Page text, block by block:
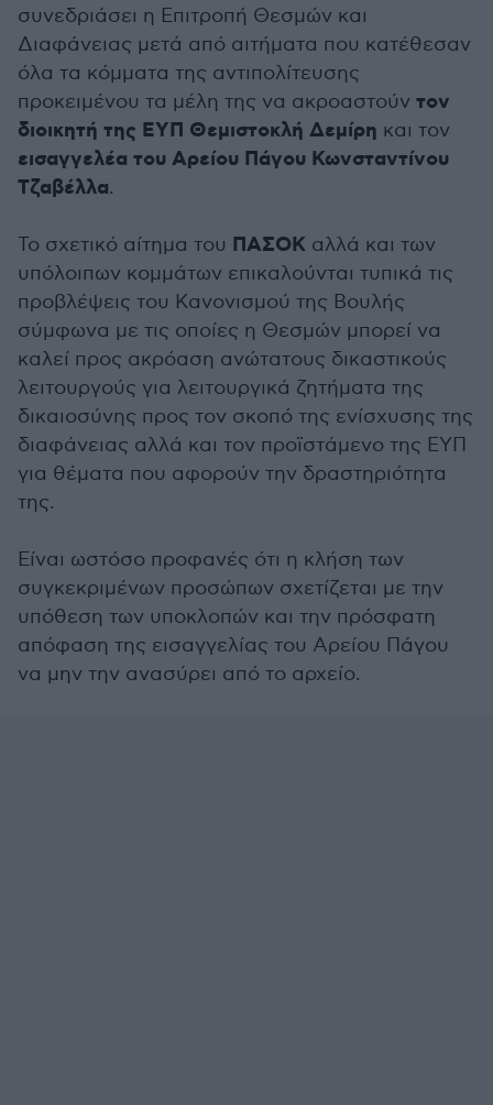
συνεδριάσει η Επιτροπή Θεσμών και
Διαφάνειας μετά από αιτήματα που κατέθεσαν
όλα τα κόμματα της αντιπολίτευσης
προκειμένου τα μέλη της να ακροαστούν τον
διοικητή της ΕΥΠ Θεμιστοκλή Δεμίρη και τον
εισαγγελέα του Αρείου Πάγου Κωνσταντίνου
Τζαβέλλα.
Το σχετικό αίτημα του ΠΑΣΟΚ αλλά και των
υπόλοιπων κομμάτων επικαλούνται τυπικά τις
προβλέψεις του Κανονισμού της Βουλής
σύμφωνα με τις οποίες η Θεσμών μπορεί να
καλεί προς ακρόαση ανώτατους δικαστικούς
λειτουργούς για λειτουργικά ζητήματα της
δικαιοσύνης προς τον σκοπό της ενίσχυσης της
διαφάνειας αλλά και τον προϊστάμενο της ΕΥΠ
για θέματα που αφορούν την δραστηριότητα
της.
Είναι ωστόσο προφανές ότι η κλήση των
συγκεκριμένων προσώπων σχετίζεται με την
υπόθεση των υποκλοπών και την πρόσφατη
απόφαση της εισαγγελίας του Αρείου Πάγου
να μην την ανασύρει από το αρχείο.